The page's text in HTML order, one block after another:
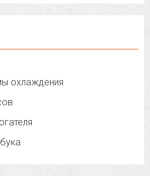
охлаждения